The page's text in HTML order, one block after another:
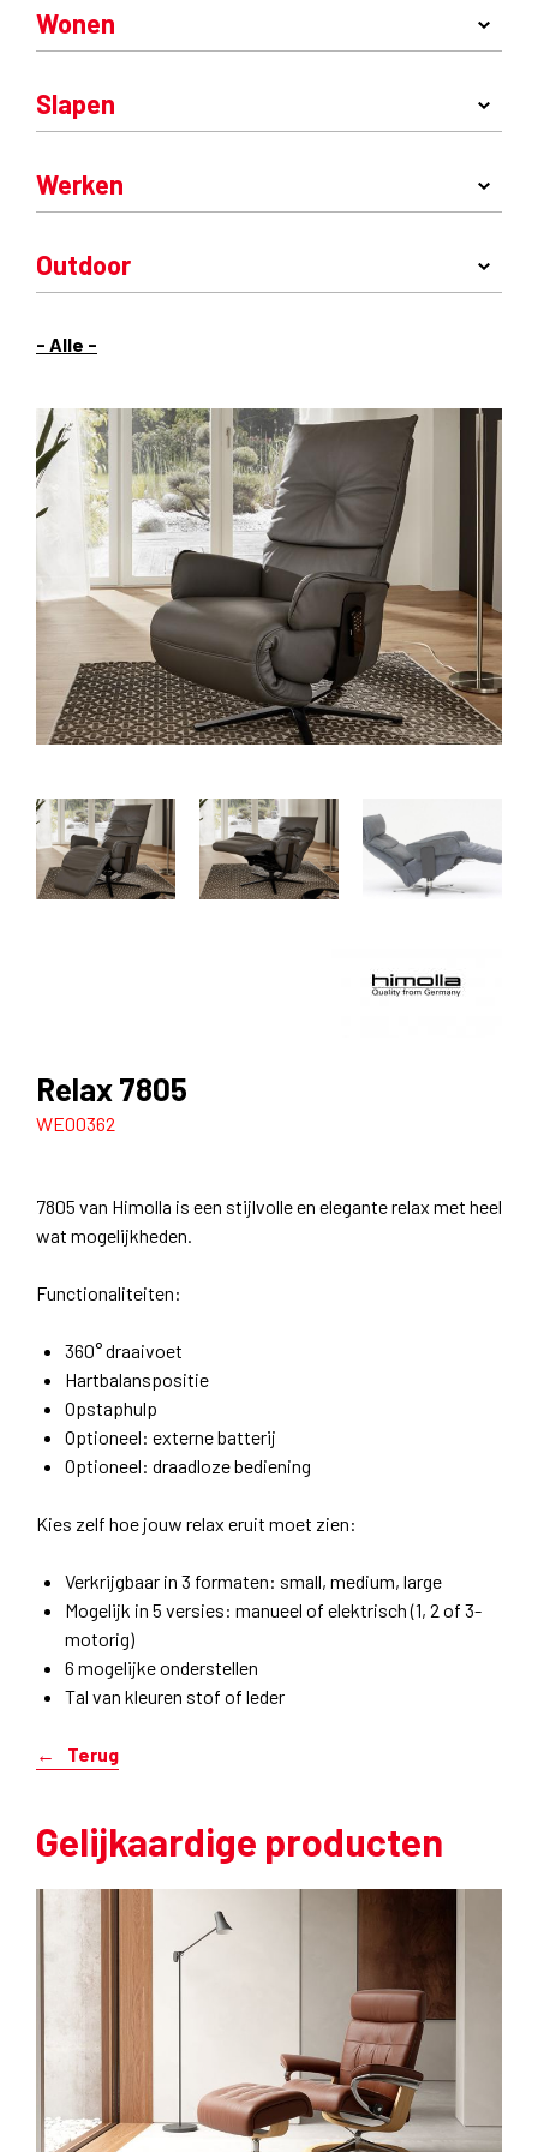
- Alle -
Wonen
Slapen
Werken
Outdoor
Relax 7805
WE00362
7805 van Himolla is een stijlvolle en elegante relax met heel
wat mogelijkheden.
Functionaliteiten:
360° draaivoet
Hartbalanspositie
Opstaphulp
Optioneel: externe batterij
Optioneel: draadloze bediening
Kies zelf hoe jouw relax eruit moet zien:
Verkrijgbaar in 3 formaten: small, medium, large
Mogelijk in 5 versies: manueel of elektrisch (1, 2 of 3-
motorig)
6 mogelijke onderstellen
Tal van kleuren stof of leder
Terug
Gelijkaardige producten